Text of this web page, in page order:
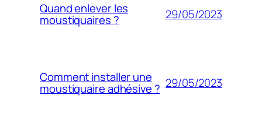
Quand enlever les
moustiquaires ? 29/05/2023
Comment installer une
moustiquaire adhésive ? 29/05/2023